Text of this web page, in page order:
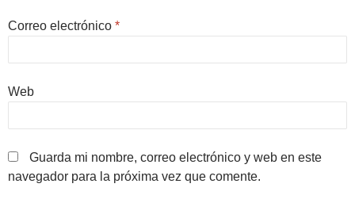
Correo electrónico *
Web
Guarda mi nombre, correo electrónico y web en este
navegador para la próxima vez que comente.